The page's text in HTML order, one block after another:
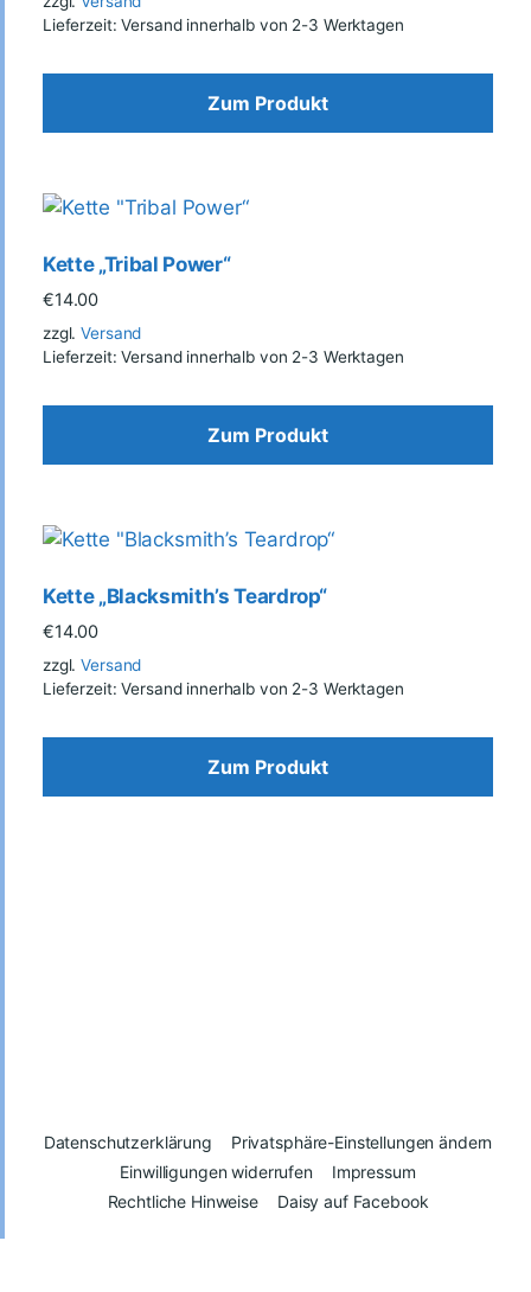
Lieferzeit: Versand innerhalb von 2-3 Werktagen
Zum Produkt
Kette „Tribal Power“
€14.00
zzgl.Versand
Lieferzeit: Versand innerhalb von 2-3 Werktagen
Zum Produkt
Kette „Blacksmith’s Teardrop“
€14.00
zzgl.Versand
Lieferzeit: Versand innerhalb von 2-3 Werktagen
Zum Produkt
Datenschutzerklärung
Privatsphäre-Einstellungen ändern
Einwilligungen widerrufen
Impressum
Rechtliche Hinweise
Daisy auf Facebook